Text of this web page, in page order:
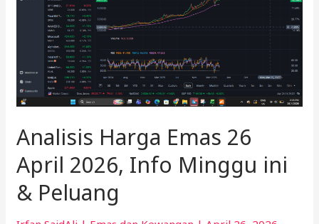
Analisis Harga Emas 26
April 2026, Info Minggu ini
& Peluang
Minggu
ini
Peluang